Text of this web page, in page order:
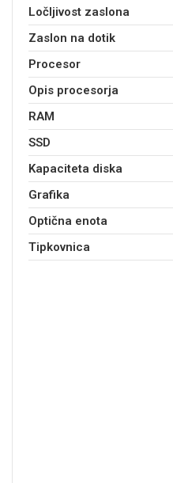
Ločljivost zaslona
Zaslon na dotik
Procesor
Opis procesorja
RAM
SSD
Kapaciteta diska
Grafika
Optična enota
Tipkovnica